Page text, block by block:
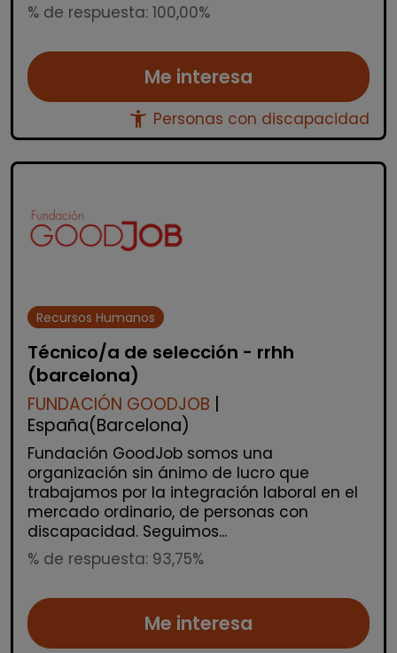
% de respuesta: 100,00%
Me interesa
accessibility_new Personas con discapacidad
Recursos Humanos
Técnico/a de selección - rrhh
(barcelona)
FUNDACIÓN GOODJOB
España(Barcelona)
Fundación GoodJob somos una
organización sin ánimo de lucro que
trabajamos por la integración laboral en el
mercado ordinario, de personas con
discapacidad. Seguimos...
% de respuesta: 93,75%
Me interesa